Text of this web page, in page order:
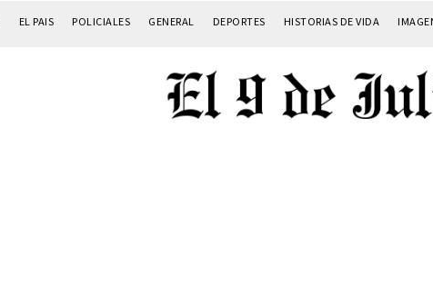
EL PAIS POLICIALES GENERAL DEPORTES HISTORIAS DE VIDA